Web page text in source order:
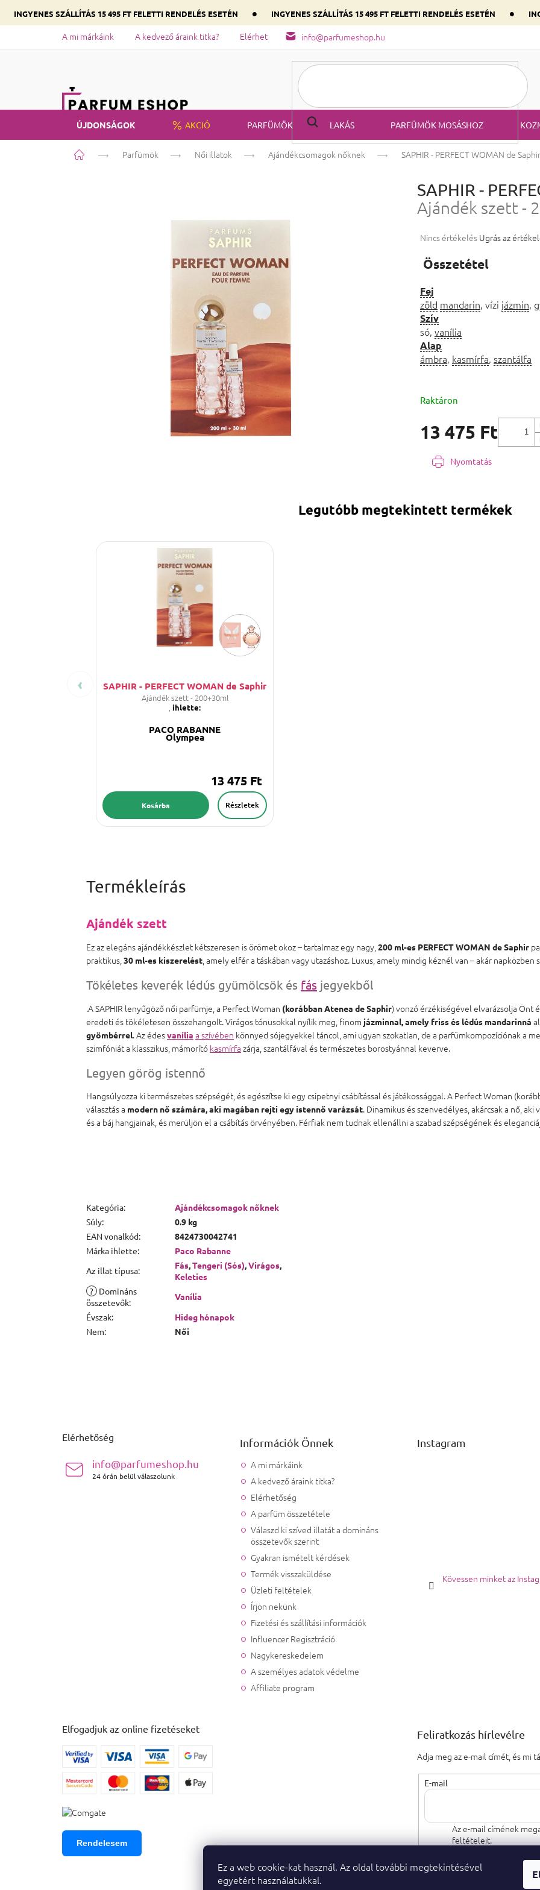
Ez a web cookie-kat használ. Az oldal további megtekintésével
egyetért használatukkal.
INGYENES SZÁLLÍTÁS 15 495 FT FELETTI RENDELÉS ESETÉN • INGYENES SZÁLLÍTÁS 15 495 FT FELETTI RENDELÉS ESETÉN •
info@parfumeshop.hu
A mi márkáink A kedvező áraink titka? Elérhetőség A parfüm összetétele
ÚJDONSÁGOK AKCIÓ PARFÜMÖK LAKÁS PARFÜMÖK MOSÁSHOZ
Kezdőlap Parfümök Női illatok Ajándékcsomagok nőknek SAPHIR - PERFECT WOMAN de Saphir
SAPHIR -
Ajándék szett -
A termék átlagos értékelése 5-
Nincs értékelés Ugrás az
13 475 Ft
Raktáron
Összetétel
Fej
zöld mandarin, vízi jázmin,
Szív
só, vanília
Alap
ámbra, kasmírfa, szantálfa
Nyomtatás
Legutóbb megtekintett termékek
‹ SAPHIR - PERFECT WOMAN de Saphir
Ajándék szett - 200+30ml
ihlette:
PACO RABANNE
Olympea
13 475 Ft
Részletek
Kosárba
Ajándék szett
Ez az elegáns ajándékkészlet kétszeresen is örömet okoz – tartalmaz egy nagy, 200 ml-es PERFECT WOMAN de Saphir
praktikus, 30 ml-es kiszerelést , amely elfér a táskában vagy utazáshoz. Luxus, amely mindig kéznél van – akár
Tökéletes keverék lédús gyümölcsök és fás jegyekből
.A SAPHIR lenyűgöző női parfümje, a Perfect Woman (korábban Atenea de Saphir) vonzó érzékiségével elvarázsolja
eredeti és tökéletesen összehangolt. Virágos tónusokkal nyílik meg, finom jázminnal, amely friss és lédús mandarinná
gyömbérrel. Az édesvanília a szívében könnyed sójegyekkel táncol, ami ugyan szokatlan, de a parfümkompozíciónak a
szimfóniát a klasszikus, mámorító kasmírfa zárja, szantálfával és természetes borostyánnal keverve.
Legyen görög istennő
Hangsúlyozza ki természetes szépségét, és egészítse ki egy csipetnyi csábítással és játékossággal. A Perfect Woman
választás a modern nő számára, aki magában rejti egy istennő varázsát. Dinamikus és szenvedélyes, akárcsak a nő,
és a báj hangjainak, és merüljön el a csábítás örvényében. Férfiak nem tudnak ellenállni a szabad szépségének és
Kategória:
Ajándékcsomagok nőknek
Súly:
0.9 kg
EAN vonalkód:
8424730042741
Márka ihlette:
Paco Rabanne
Az illat típusa: Fás,Tengeri (Sós),Virágos,
Keleties
? Domináns
összetevők:
Vanília
Évszak:
Hideg hónapok
Nem: Női
Elérhetőség
info@parfumeshop.hu
24 órán belül válaszolunk
Információk Önnek
A mi márkáink
A kedvező áraink titka?
Elérhetőség
A parfüm összetétele
Válaszd ki szíved illatát a domináns
összetevők szerint
Gyakran ismételt kérdések
Termék visszaküldése
Üzleti feltételek
Írjon nekünk
Fizetési és szállítási információk
Influencer Regisztráció
Nagykereskedelem
A személyes adatok védelme
Affiliate program
Instagram
Kövessen minket az
Elfogadjuk az online fizetéseket
Rendelesem
Feliratkozás hírlevélre
Adja meg az e-mail címét, és mi
E-mail
Az e-mail címének
feltételeit.
FELIRATKOZÁS